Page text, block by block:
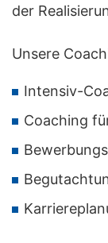
der
Unsere
Intensiv-
Coaching